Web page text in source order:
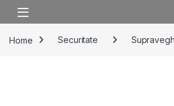
Skip to navigation
Skip to content
Home Securitate